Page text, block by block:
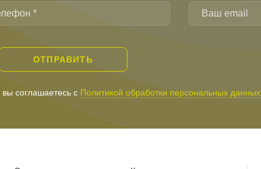
ОТПРАВИТЬ
соглашаетесь с Политикой обработки персональных данных